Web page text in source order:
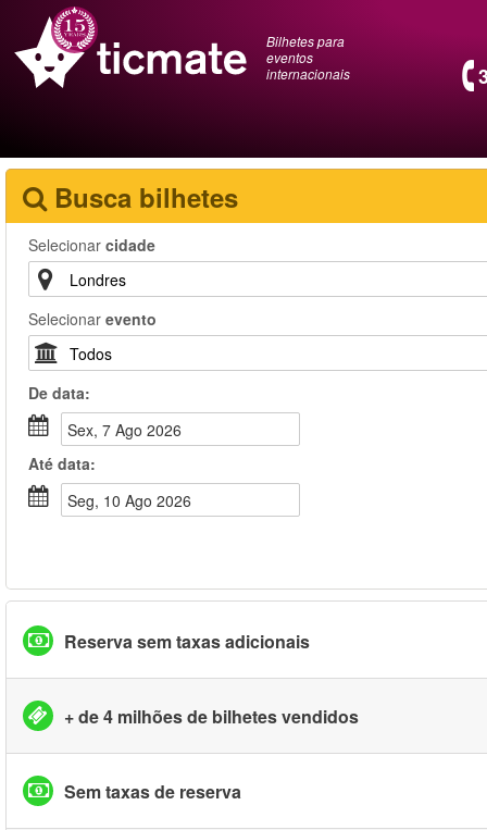
Bilhetes para
eventos
internacionais
Busca bilhetes
Selecionar cidade
Selecionar evento
De data:
Sex, 7 Ago 2026
Até data:
Seg, 10 Ago 2026
Reserva sem taxas adicionais
+ de 4 milhões de bilhetes vendidos
Sem taxas de reserva